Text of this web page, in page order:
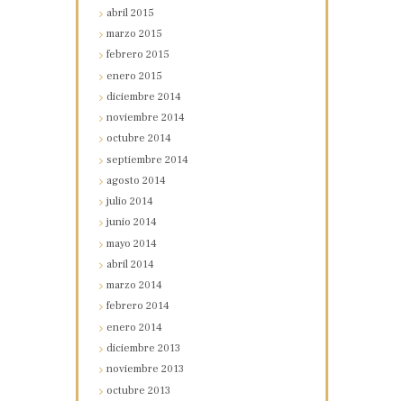
abril2015
marzo2015
febrero2015
enero2015
diciembre2014
noviembre2014
octubre2014
septiembre2014
agosto2014
julio2014
junio2014
mayo2014
abril2014
marzo2014
febrero2014
enero2014
diciembre2013
noviembre2013
octubre2013